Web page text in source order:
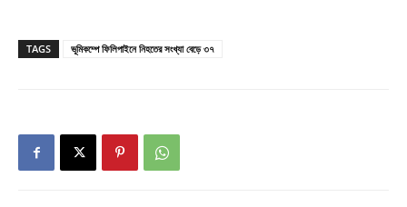
TAGS ভূমিকম্পে ফিলিপাইনে নিহতের সংখ্যা বেড়ে ৩৭